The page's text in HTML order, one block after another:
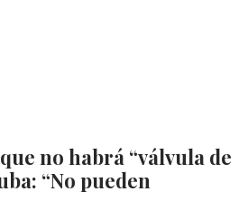
no habrá “válvula de
“No pueden